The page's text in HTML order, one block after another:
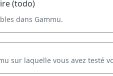
(todo)
dans Gammu.
sur laquelle vous avez testé